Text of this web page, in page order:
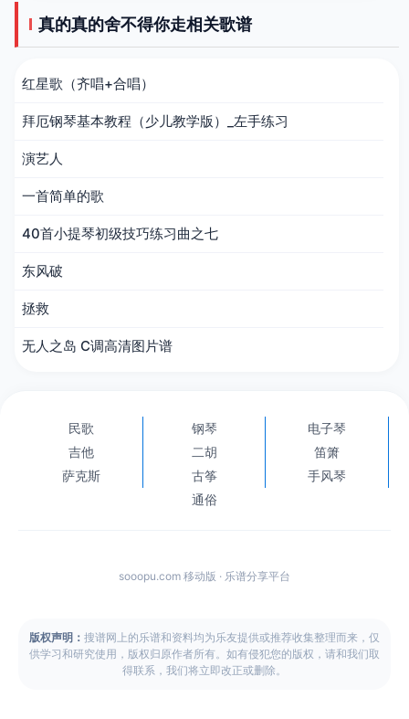
真的真的舍不得你走相关歌谱
红星歌（齐唱+合唱）
拜厄钢琴基本教程（少儿教学版）_左手练习
演艺人
一首简单的歌
40首小提琴初级技巧练习曲之七
东风破
拯救
无人之岛 C调高清图片谱
民歌 钢琴
电子琴
吉他
二胡
笛箫
萨克斯
古筝
手风琴
通俗
sooopu.com 移动版 · 乐谱分享平台
版权声明： 搜谱网上的乐谱和资料均为乐友提供或推荐收集整理而来，仅
供学习和研究使用，版权归原作者所有。如有侵犯您的版权，请和我们取
得联系，我们将立即改正或删除。